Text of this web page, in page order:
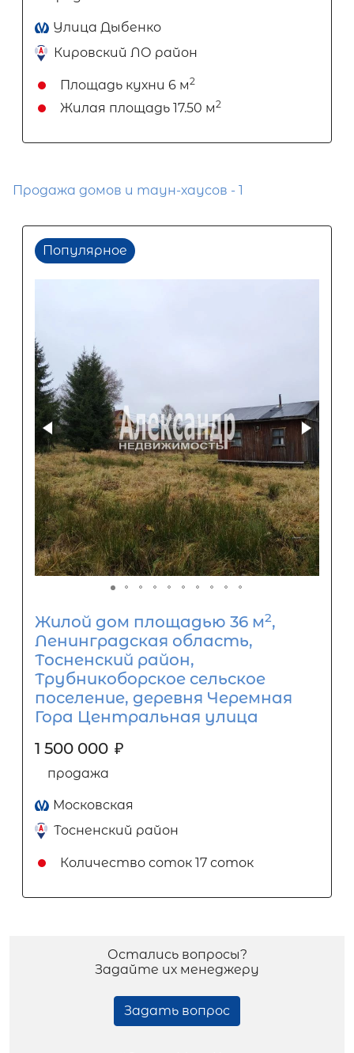
Улица Дыбенко
Кировский ЛО район
Площадь кухни 6 м2
Жилая площадь 17.50 м2
Продажа домов и таун-хаусов - 1
Популярное
Жилой дом площадью 36 м2,
Ленинградская область,
Тосненский район,
Трубникоборское сельское
поселение, деревня Черемная
Гора Центральная улица
1 500 000 ₽
продажа
Московская
Тосненский район
Количество соток 17 соток
Остались вопросы?
Задайте их менеджеру
Задать вопрос